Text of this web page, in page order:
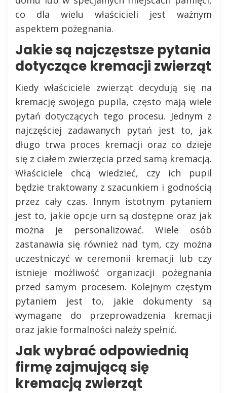
co dla wielu właścicieli jest ważnym
aspektem pożegnania.
Jakie są najczęstsze pytania
dotyczące kremacji zwierząt
Kiedy właściciele zwierząt decydują się na
kremację swojego pupila, często mają wiele
pytań dotyczących tego procesu. Jednym z
najczęściej zadawanych pytań jest to, jak
długo trwa proces kremacji oraz co dzieje
się z ciałem zwierzęcia przed samą kremacją.
Właściciele chcą wiedzieć, czy ich pupil
będzie traktowany z szacunkiem i godnością
przez cały czas. Innym istotnym pytaniem
jest to, jakie opcje urn są dostępne oraz jak
można je personalizować. Wiele osób
zastanawia się również nad tym, czy można
uczestniczyć w ceremonii kremacji lub czy
istnieje możliwość organizacji pożegnania
przed samym procesem. Kolejnym częstym
pytaniem jest to, jakie dokumenty są
wymagane do przeprowadzenia kremacji
oraz jakie formalności należy spełnić.
Jak wybrać odpowiednią
firmę zajmującą się
kremacją zwierząt